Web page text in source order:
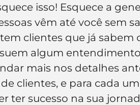
isso! Esquece a
vêm até você sem
clientes que já sabem
algum
mais nos detalhes
clientes, e para cada
ter sucesso na sua